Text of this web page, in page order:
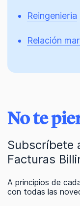
Reingenieria
Relación
No te
Subscríbete
Facturas
A principios de
con todas las